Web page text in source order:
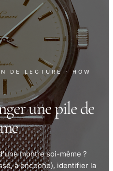
DE LECTURE
· HOW
une pile de
montre soi-même ?
à encoche), identifier la